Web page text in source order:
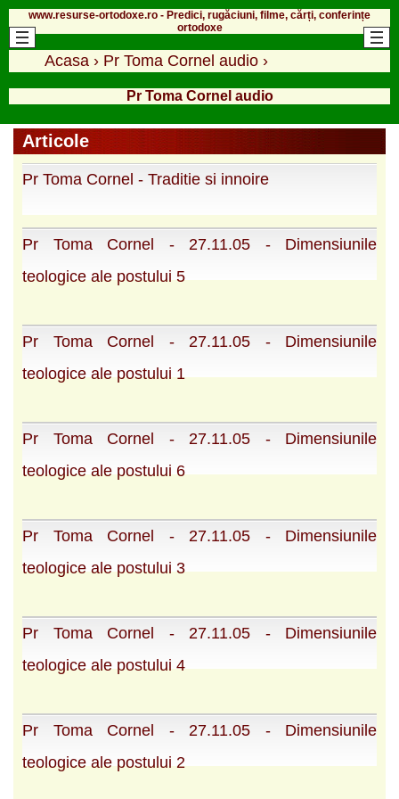
www.resurse-ortodoxe.ro - Predici, rugăciuni, filme, cărți, conferințe
ortodoxe
Acasa › Pr Toma Cornel audio ›
Pr Toma Cornel audio
Articole
Pr Toma Cornel - Traditie si innoire
Pr Toma Cornel - 27.11.05 - Dimensiunile
teologice ale postului 5
Pr Toma Cornel - 27.11.05 - Dimensiunile
teologice ale postului 1
Pr Toma Cornel - 27.11.05 - Dimensiunile
teologice ale postului 6
Pr Toma Cornel - 27.11.05 - Dimensiunile
teologice ale postului 3
Pr Toma Cornel - 27.11.05 - Dimensiunile
teologice ale postului 4
Pr Toma Cornel - 27.11.05 - Dimensiunile
teologice ale postului 2